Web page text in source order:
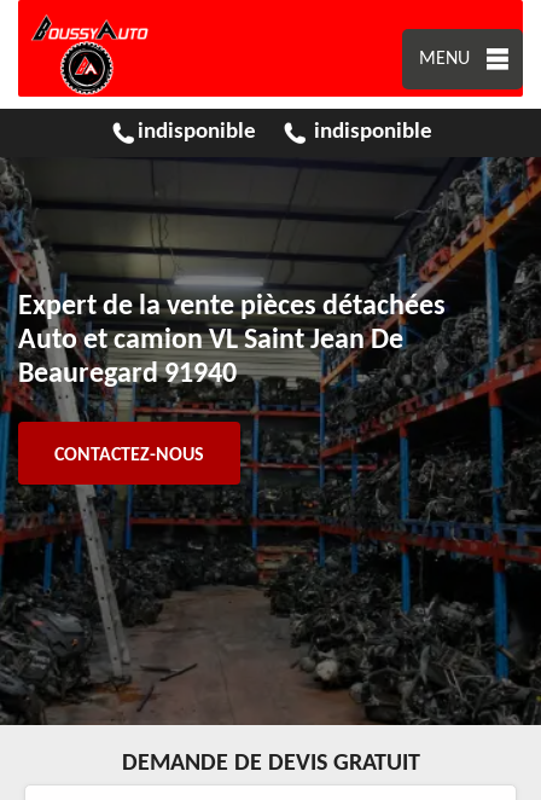
MENU
indisponible indisponible
Expert de la vente pièces détachées
Auto et camion VL Saint Jean De
Beauregard 91940
CONTACTEZ-NOUS
DEMANDE DE DEVIS GRATUIT